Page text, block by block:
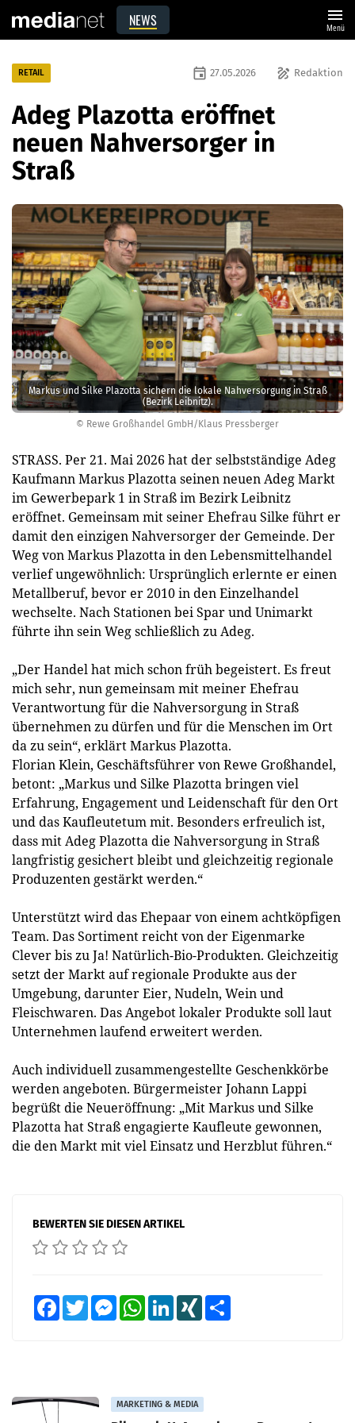
NEWS menu
Menü
© Rewe Großhandel GmbH/Klaus Pressberger
Markus und Silke Plazotta sichern die lokale Nahversorgung in Straß
(Bezirk Leibnitz).
RETAIL draw Redaktion
event 27.05.2026
Adeg Plazotta eröffnet
neuen Nahversorger in
Straß
STRASS. Per 21. Mai 2026 hat der selbstständige Adeg
Kaufmann Markus Plazotta seinen neuen Adeg Markt
im Gewerbepark 1 in Straß im Bezirk Leibnitz
eröffnet. Gemeinsam mit seiner Ehefrau Silke führt er
damit den einzigen Nahversorger der Gemeinde. Der
Weg von Markus Plazotta in den Lebensmittelhandel
verlief ungewöhnlich: Ursprünglich erlernte er einen
Metallberuf, bevor er 2010 in den Einzelhandel
wechselte. Nach Stationen bei Spar und Unimarkt
führte ihn sein Weg schließlich zu Adeg.
„Der Handel hat mich schon früh begeistert. Es freut
mich sehr, nun gemeinsam mit meiner Ehefrau
Verantwortung für die Nahversorgung in Straß
übernehmen zu dürfen und für die Menschen im Ort
da zu sein“, erklärt Markus Plazotta.
Florian Klein, Geschäftsführer von Rewe Großhandel,
betont: „Markus und Silke Plazotta bringen viel
Erfahrung, Engagement und Leidenschaft für den Ort
und das Kaufleutetum mit. Besonders erfreulich ist,
dass mit Adeg Plazotta die Nahversorgung in Straß
langfristig gesichert bleibt und gleichzeitig regionale
Produzenten gestärkt werden.“
Unterstützt wird das Ehepaar von einem achtköpfigen
Team. Das Sortiment reicht von der Eigenmarke
Clever bis zu Ja! Natürlich-Bio-Produkten. Gleichzeitig
setzt der Markt auf regionale Produkte aus der
Umgebung, darunter Eier, Nudeln, Wein und
Fleischwaren. Das Angebot lokaler Produkte soll laut
Unternehmen laufend erweitert werden.
Auch individuell zusammengestellte Geschenkkörbe
werden angeboten. Bürgermeister Johann Lappi
begrüßt die Neueröffnung: „Mit Markus und Silke
Plazotta hat Straß engagierte Kaufleute gewonnen,
die den Markt mit viel Einsatz und Herzblut führen.“
BEWERTEN SIE DIESEN ARTIKEL
FacebookTwitter MessengerWhatsAppLinkedInXING
MARKETING & MEDIA